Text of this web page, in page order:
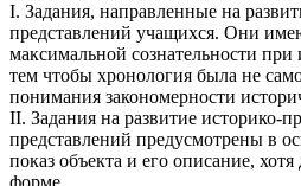
I. Задания, направленные на
представлений учащихся. Они
максимальной сознательности
тем чтобы хронология была не
понимания закономерности
II. Задания на развитие историко-
представлений предусмотрены в
показ объекта и его описание,